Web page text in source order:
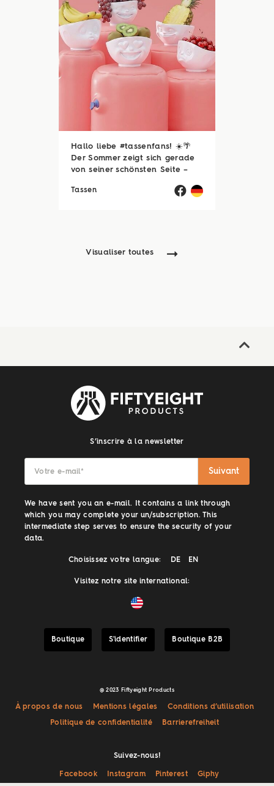
Hallo liebe #tassenfans! ☀️🌴
Der Sommer zeigt sich gerade
von seiner schönsten Seite –
einzelne Sonnenstunde! 😎☀️
Tassen
Visualiser toutes
S’inscrire à la newsletter
Votre e-mail* Suivant
We have sent you an e-mail. It contains a link through
which you may complete your un/subscription. This
intermediate step serves to ensure the security of your
data.
Choisissez votre langue: DE EN
Visitez notre site international:
Boutique S'identifier Boutique B2B
@ 2023 Fiftyeight Products
À propos de nous Mentions légales Conditions d’utilisation
Politique de confidentialité Barrierefreiheit
Suivez-nous!
Facebook Instagram Pinterest Giphy